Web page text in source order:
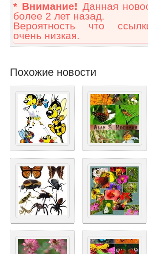
* Внимание! Данная
более 2 лет назад.
Вероятность что
очень низкая.
Похожие новости